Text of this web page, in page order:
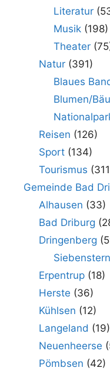
Literatur
Musik (198)
Theater
Natur(391)
Blaues
Blumen/
Reisen (126)
Sport(134)
Tourismus
Gemeinde Bad
Alhausen (33)
Bad Driburg
Dringenberg
Siebenstern
Erpentrup(18)
Herste (36)
Kühlsen (12)
Langeland (19)
Neuenheerse
Pömbsen (42)